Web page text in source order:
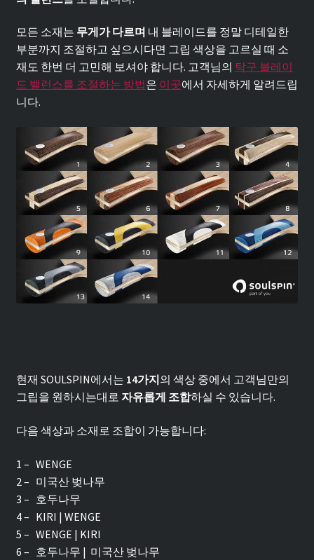
모든 소재는 무게가 다르며 내 블레이드를 정말 디테일한
부분까지 조절하고 싶으시다면 그립 색상을 고르실 때 소
재도 한번 더 고민해 보셔야 합니다. 고객님의 탁구 블레이
드 밸런스를 조절하는 방법은 이곳에서 자세하게 알려드립
니다.
현재 SOULSPIN에서는 14가지의 색상 중에서 고객님만의
그립을 원하시는대로 자유롭게 조합하실 수 있습니다.
다음 색상과 소재로 조합이 가능합니다:
1 – WENGE
2 – 미국산 벚나무
3 – 호두나무
4 – KIRI | WENGE
5 – WENGE | KIRI
6 – 호두나무 | 미국산 벚나무